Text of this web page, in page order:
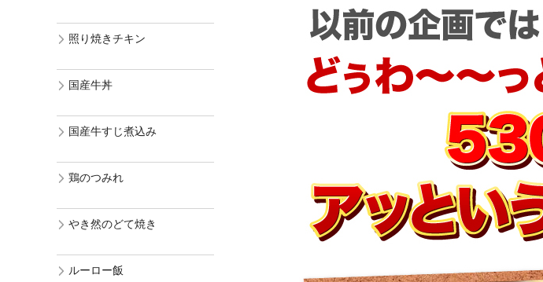
照り焼きチキン
国産牛丼
国産牛すじ煮込み
鶏のつみれ
やき然のどて焼き
ルーロー飯